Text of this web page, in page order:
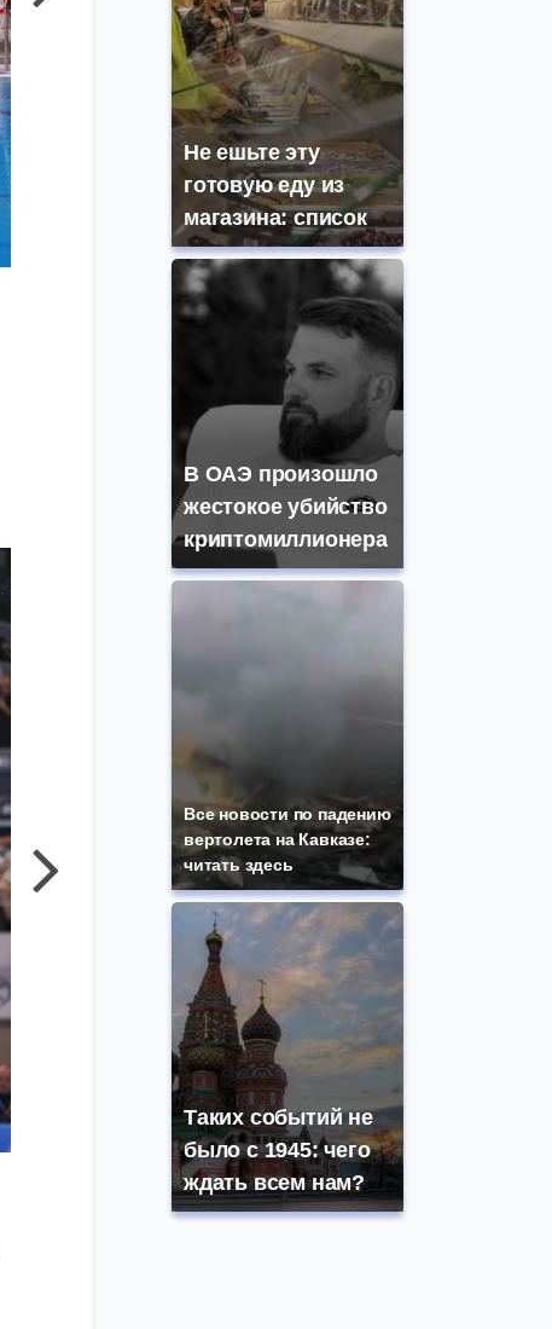
Фото: Сергей Журавлев / KazanFirst
Фото: Сергей Журавлев / KazanFirst
Не ешьте эту
готовую еду из
магазина: список
В ОАЭ произошло
жестокое убийство
криптомиллионера
Все новости по падению
вертолета на Кавказе:
читать здесь
Таких событий не
было с 1945: чего
ждать всем нам?